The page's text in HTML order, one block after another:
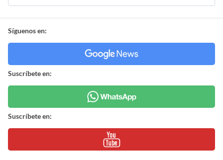
Síguenos en:
Suscríbete en:
Suscríbete en: